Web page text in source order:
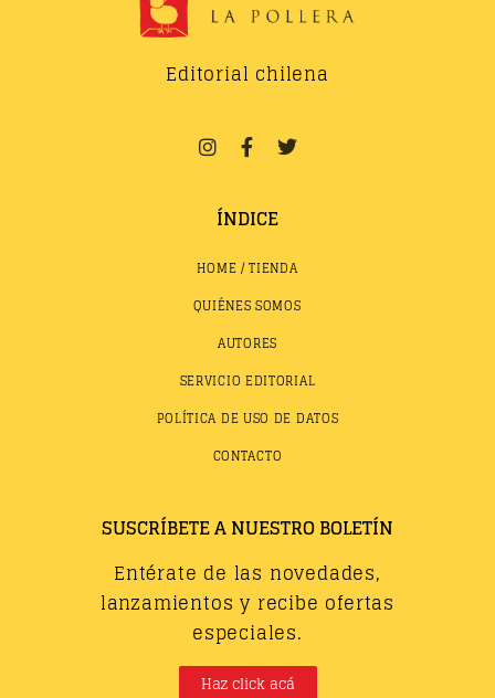
Editorial chilena
ÍNDICE
HOME / TIENDA
QUIÉNES SOMOS
AUTORES
SERVICIO EDITORIAL
POLÍTICA DE USO DE DATOS
CONTACTO
SUSCRÍBETE A NUESTRO BOLETÍN
Entérate de las novedades,
lanzamientos y recibe ofertas
especiales.
Haz click acá